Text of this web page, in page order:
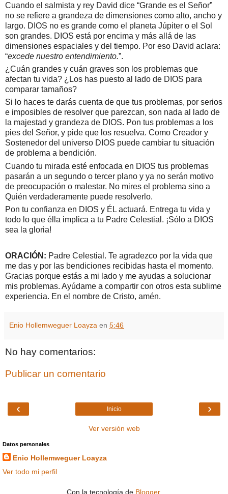
Cuando el salmista y rey David dice “Grande es el Señor”
no se refiere a grandeza de dimensiones como alto, ancho y
largo. DIOS no es grande como el planeta Júpiter o el Sol
son grandes. DIOS está por encima y más allá de las
dimensiones espaciales y del tiempo. Por eso David aclara:
“excede nuestro entendimiento.”.
¿Cuán grandes y cuán graves son los problemas que
afectan tu vida? ¿Los has puesto al lado de DIOS para
comparar tamaños?
Si lo haces te darás cuenta de que tus problemas, por serios
e imposibles de resolver que parezcan, son nada al lado de
la majestad y grandeza de DIOS. Pon tus problemas a los
pies del Señor, y pide que los resuelva. Como Creador y
Sostenedor del universo DIOS puede cambiar tu situación
de problema a bendición.
Cuando tu mirada esté enfocada en DIOS tus problemas
pasarán a un segundo o tercer plano y ya no serán motivo
de preocupación o malestar. No mires el problema sino a
Quién verdaderamente puede resolverlo.
Pon tu confianza en DIOS y ÉL actuará. Entrega tu vida y
todo lo que élla implica a tu Padre Celestial. ¡Sólo a DIOS
sea la gloria!
ORACIÓN: Padre Celestial. Te agradezco por la vida que
me das y por las bendiciones recibidas hasta el momento.
Gracias porque estás a mi lado y me ayudas a solucionar
mis problemas. Ayúdame a compartir con otros esta sublime
experiencia. En el nombre de Cristo, amén.
Enio Hollemweguer Loayza en 5:46
No hay comentarios:
Publicar un comentario
‹ ›
Inicio
Ver versión web
Datos personales
Enio Hollemweguer Loayza
Ver todo mi perfil
Con la tecnología de Blogger.